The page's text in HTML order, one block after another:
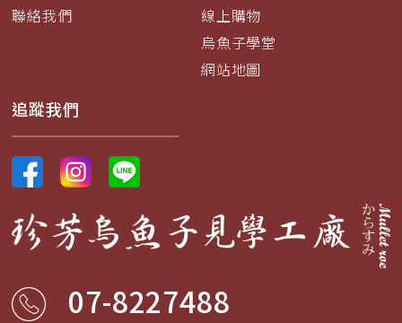
聯絡我們
線上購物
烏魚子學堂
網站地圖
追蹤我們
07-8227488